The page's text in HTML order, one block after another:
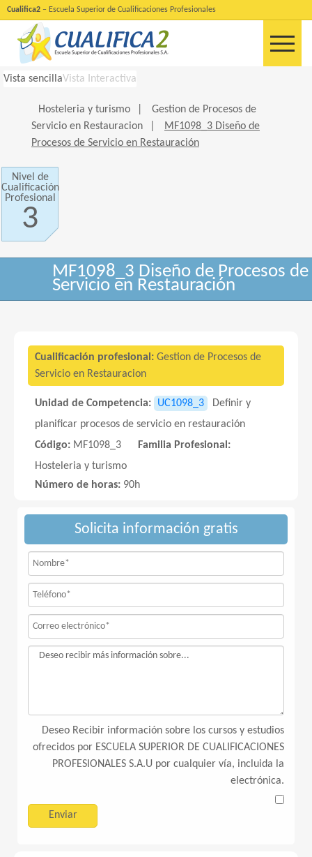
Cualifica2 – Escuela Superior de Cualificaciones Profesionales
Vista sencillaVista Interactiva
Hosteleria y turismo
Gestion de Procesos de
Servicio en Restauracion
MF1098_3 Diseño de
Procesos de Servicio en Restauración
Nivel de
Cualificación
Profesional
3
MF1098_3 Diseño de Procesos de
Servicio en Restauración
Cualificación profesional: Gestion de Procesos de
Servicio en Restauracion
Unidad de Competencia: UC1098_3
Definir y
planificar procesos de servicio en restauración
Código: MF1098_3
Familia Profesional:
Hosteleria y turismo
Número de horas: 90h
Solicita información gratis
Deseo Recibir información sobre los cursos y estudios
ofrecidos por ESCUELA SUPERIOR DE CUALIFICACIONES
PROFESIONALES S.A.U por cualquier vía, incluida la
electrónica.